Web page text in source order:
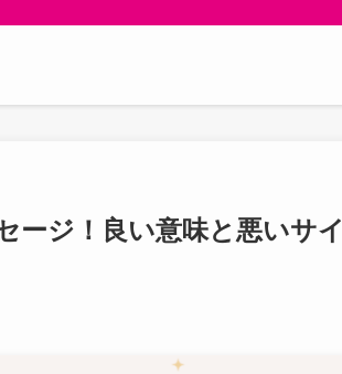
ージ！良い意味と悪いサイ